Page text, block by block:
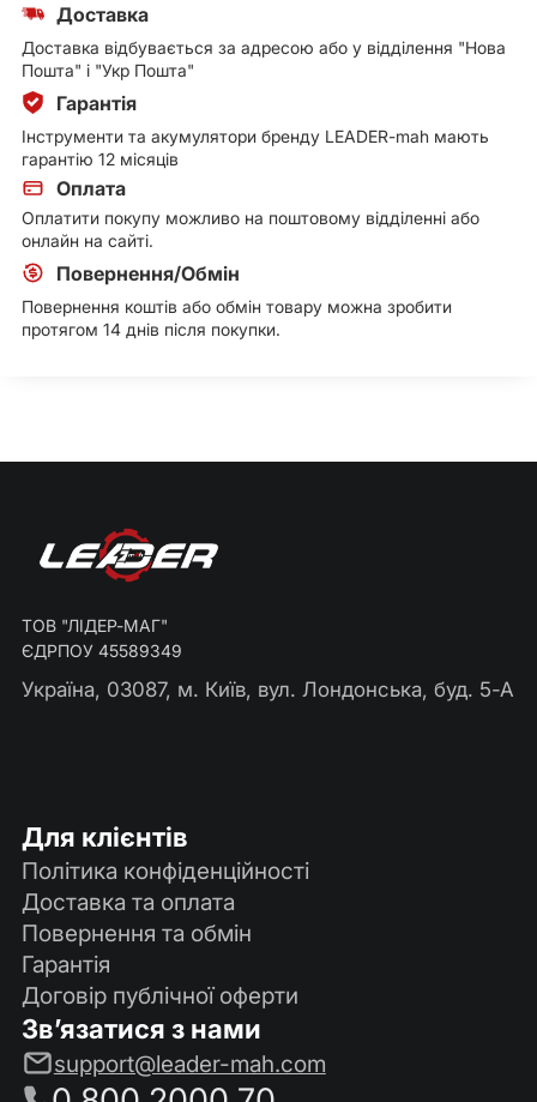
Доставка
Доставка відбувається за адресою або у відділення "Нова
Пошта" і "Укр Пошта"
Гарантія
Інструменти та акумулятори бренду LEADER-mah мають
гарантію 12 місяців
Оплата
Оплатити покупу можливо на поштовому відділенні або
онлайн на сайті.
Повернення/Обмін
Повернення коштів або обмін товару можна зробити
протягом 14 днів після покупки.
ТОВ "ЛІДЕР-МАГ"
ЄДРПОУ 45589349
Україна, 03087, м. Київ, вул. Лондонська, буд. 5-А
Для клієнтів
Політика конфіденційності
Доставка та оплата
Повернення та обмін
Гарантія
Договір публічної оферти
Зв’язатися з нами
support@leader-mah.com